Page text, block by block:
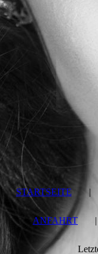
STARTSEITE |
ANFAHRT |